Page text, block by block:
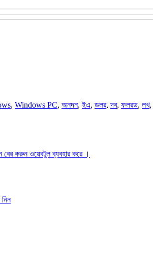
, Windows PC, অনদন,ইএ, ডলর,দব, ফলরড, লখ,
বের করুন ওয়েবটুল ব্যবহার করে ।